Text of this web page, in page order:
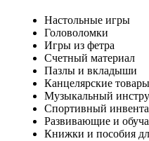
Настольные игры
Головоломки
Игры из фетра
Счетный материал
Пазлы и вкладыши
Канцелярские товары
Музыкальный
Спортивный
Развивающие и
Книжки и пособия